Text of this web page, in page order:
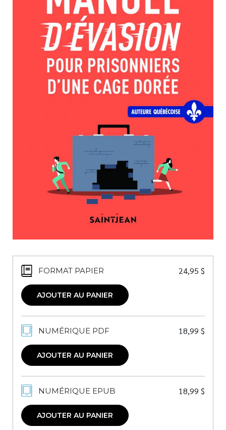
Nouveautés
Numérique
Livres audio
Meilleurs vendeurs
Page vedette
FORMAT PAPIER 24,95 $
AJOUTER AU PANIER
NUMÉRIQUE PDF 18,99 $
AJOUTER AU PANIER
NUMÉRIQUE EPUB 18,99 $
AJOUTER AU PANIER